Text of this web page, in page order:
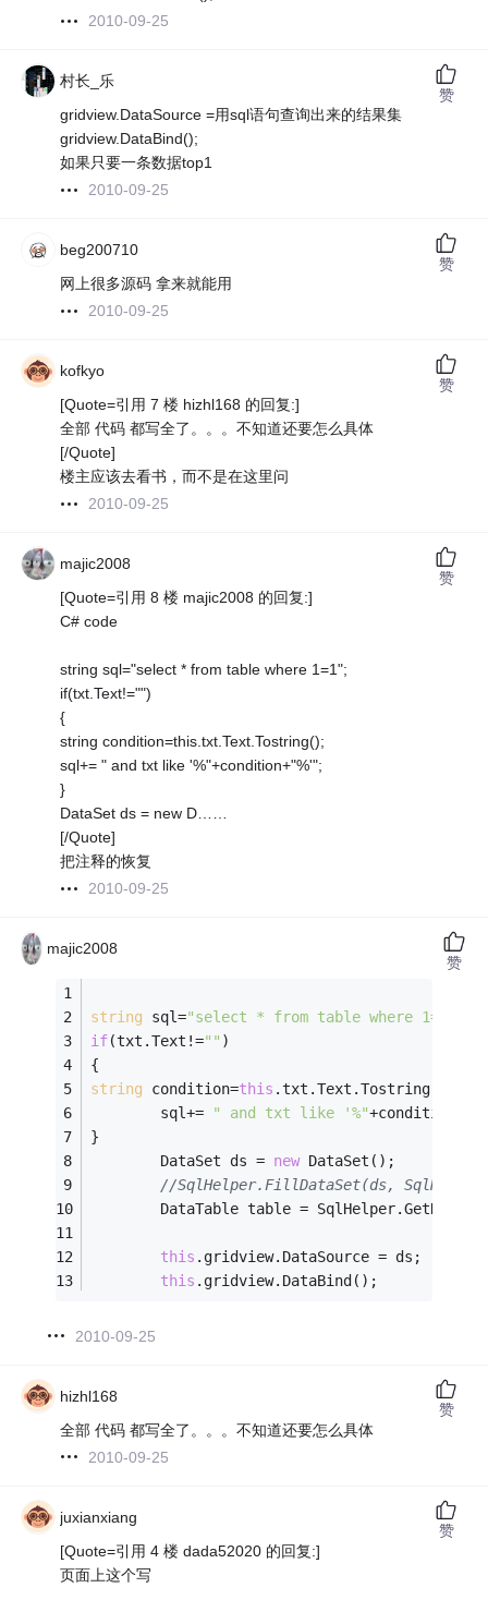
2010-09-25
村长_乐
gridview.DataSource =用sql语句查询出来的结果集
gridview.DataBind();
如果只要一条数据top1
2010-09-25
赞
beg200710
网上很多源码 拿来就能用
2010-09-25
赞
kofkyo
[Quote=引用 7 楼 hizhl168 的回复:]
全部 代码 都写全了。。。不知道还要怎么具体
[/Quote]
楼主应该去看书，而不是在这里问
2010-09-25
赞
majic2008
[Quote=引用 8 楼 majic2008 的回复:]
C# code
string sql="select * from table where 1=1";
if(txt.Text!="")
{
string condition=this.txt.Text.Tostring();
sql+= " and txt like '%"+condition+"%'";
}
DataSet ds = new D……
[/Quote]
把注释的恢复
2010-09-25
赞
majic2008
string sql="select * from table where 1=1"
if(txt.Text!="" )
{
string condition=this .txt.Text.Tostring();
        sql+=
" and txt like '%"+condition+
}
        DataSet ds =
new DataSet();
//SqlHelper.FillDataSet(ds,
DataTable table =
this .gridview.DataSource = ds;
this .gridview.DataBind();
2010-09-25
赞
hizhl168
全部 代码 都写全了。。。不知道还要怎么具体
2010-09-25
赞
juxianxiang
[Quote=引用 4 楼 dada52020 的回复:]
页面上这个写
赞